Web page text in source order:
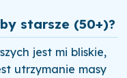
starsze (50+)?
jest mi bliskie,
utrzymanie masy